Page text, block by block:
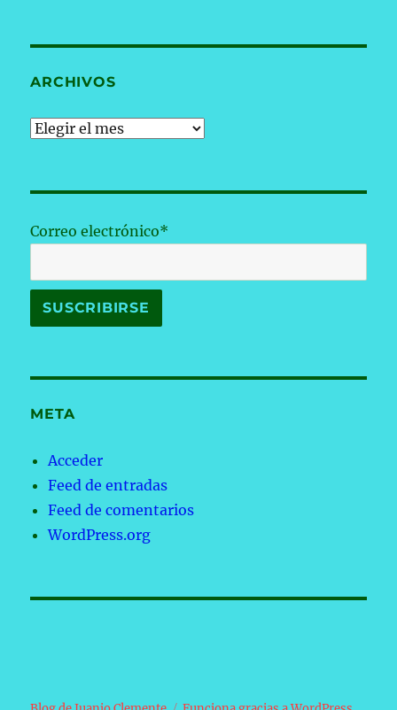
ARCHIVOS
Archivos
Correo electrónico*
META
Acceder
Feed de entradas
Feed de comentarios
WordPress.org